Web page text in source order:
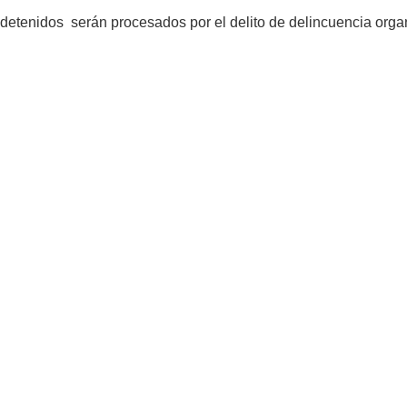
serán procesados por el delito de delincuencia